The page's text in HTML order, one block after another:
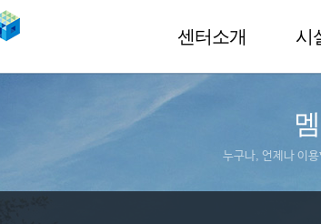
센터소개 시
누구나, 언제나 이